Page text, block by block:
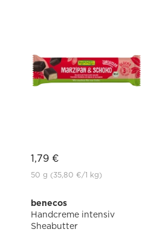
1,79 €
50 g (35,80 €/1 kg)
benecos
Handcreme intensiv
Sheabutter